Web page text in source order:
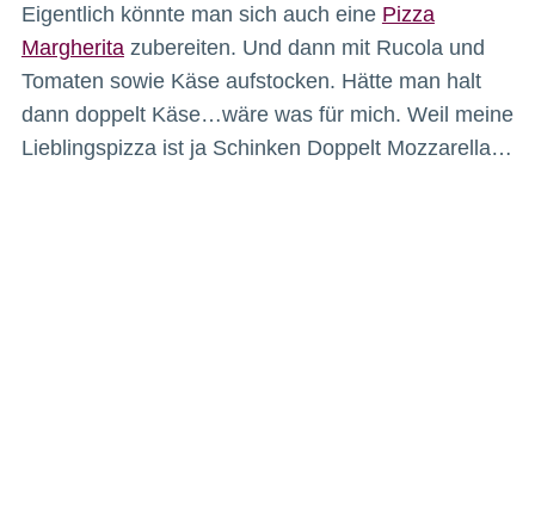
Eigentlich könnte man sich auch eine Pizza
Margheritazubereiten. Und dann mit Rucola und
Tomaten sowie Käse aufstocken. Hätte man halt
dann doppelt Käse…wäre was für mich. Weil meine
Lieblingspizza ist ja Schinken Doppelt Mozzarella…